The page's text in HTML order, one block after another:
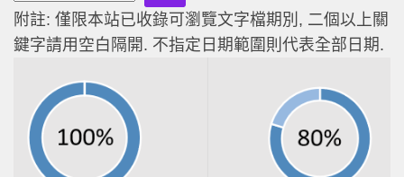
附註: 僅限本站已收錄可瀏覽文字檔期別, 二個以上關
鍵字請用空白隔開. 不指定日期範圍則代表全部日期.